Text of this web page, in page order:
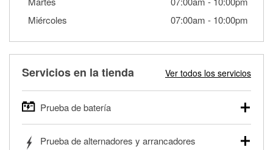
Miércoles
07:00am - 10:00pm
Servicios en la tienda Ver todos los servicios
Prueba de batería
autos, camionetas, SUVs, vehículos comerciales y
Prueba de alternadores y arrancadores